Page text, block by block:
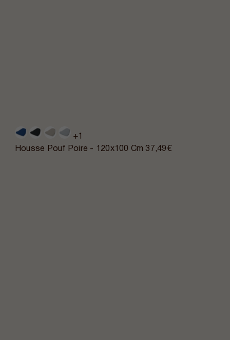
+1
Housse Pouf Poire - 120x100 Cm 37,49€